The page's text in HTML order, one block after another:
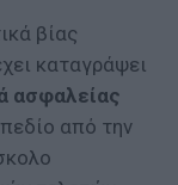
βίας
καταγράψει
ασφαλείας
από την